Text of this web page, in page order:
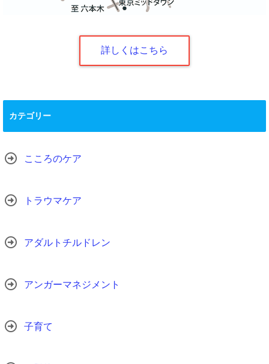
詳しくはこちら
カテゴリー
こころのケア
トラウマケア
アダルトチルドレン
アンガーマネジメント
子育て